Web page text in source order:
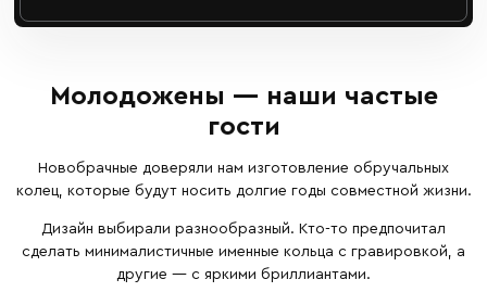
Молодожены — наши частые
гости
Новобрачные доверяли нам изготовление обручальных
колец, которые будут носить долгие годы совместной жизни.
Дизайн выбирали разнообразный. Кто-то предпочитал
сделать минималистичные именные кольца с гравировкой, а
другие — с яркими бриллиантами.